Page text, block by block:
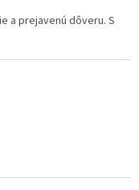
a prejavenú dôveru. S